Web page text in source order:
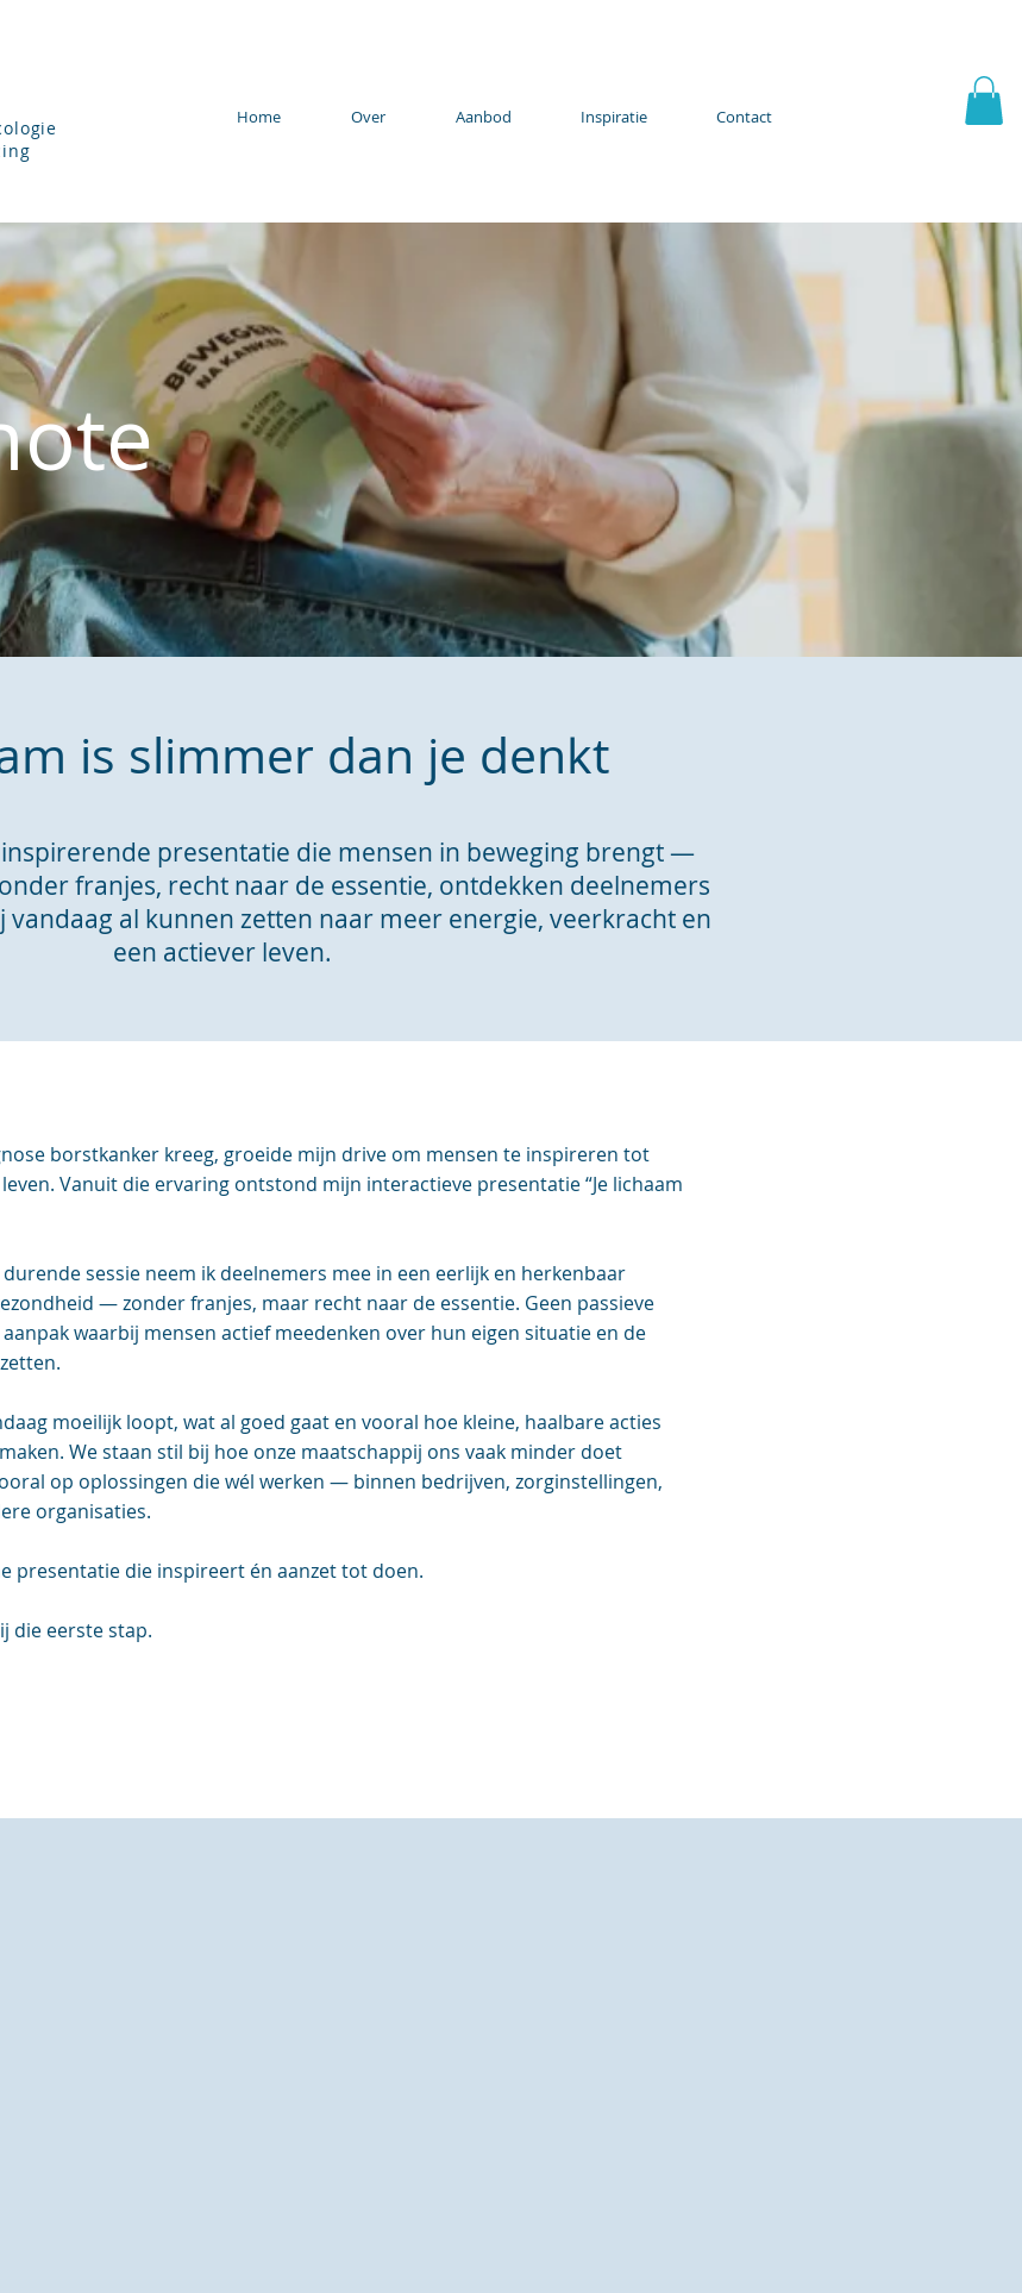
Home Over Aanbod Inspiratie Contact
is slimmer dan je denkt
presentatie die mensen in beweging brengt —
franjes, recht naar de essentie, ontdekken deelnemers
vandaag al kunnen zetten naar meer energie, veerkracht en
een actiever leven.
borstkanker kreeg, groeide mijn drive om mensen te inspireren tot
Vanuit die ervaring ontstond mijn interactieve presentatie “Je lichaam
sessie neem ik deelnemers mee in een eerlijk en herkenbaar
— zonder franjes, maar recht naar de essentie. Geen passieve
waarbij mensen actief meedenken over hun eigen situatie en de
moeilijk loopt, wat al goed gaat en vooral hoe kleine, haalbare acties
We staan stil bij hoe onze maatschappij ons vaak minder doet
op oplossingen die wél werken — binnen bedrijven, zorginstellingen,
organisaties.
presentatie die inspireert én aanzet tot doen.
die eerste stap.